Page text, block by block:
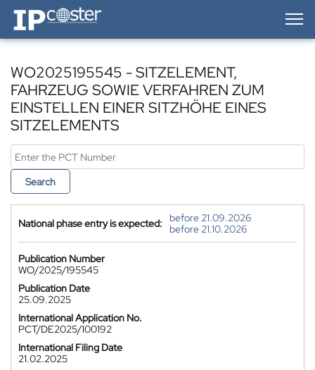
IP-Coster — Home
WO2025195545 - SITZELEMENT,
FAHRZEUG SOWIE VERFAHREN ZUM
EINSTELLEN EINER SITZHÖHE EINES
SITZELEMENTS
Search
National phase entry is expected:
before 21.09.2026
before 21.10.2026
Publication Number
WO/2025/195545
Publication Date
25.09.2025
International Application No.
PCT/DE2025/100192
International Filing Date
21.02.2025